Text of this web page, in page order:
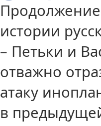
истории
– Петьки и
отважно
атаку
в